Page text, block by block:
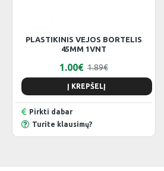
PLASTIKINIS VEJOS BORTELIS
45MM 1VNT
1.00€ 1.89€
Į KREPŠELĮ
Pirkti dabar
Turite klausimų?